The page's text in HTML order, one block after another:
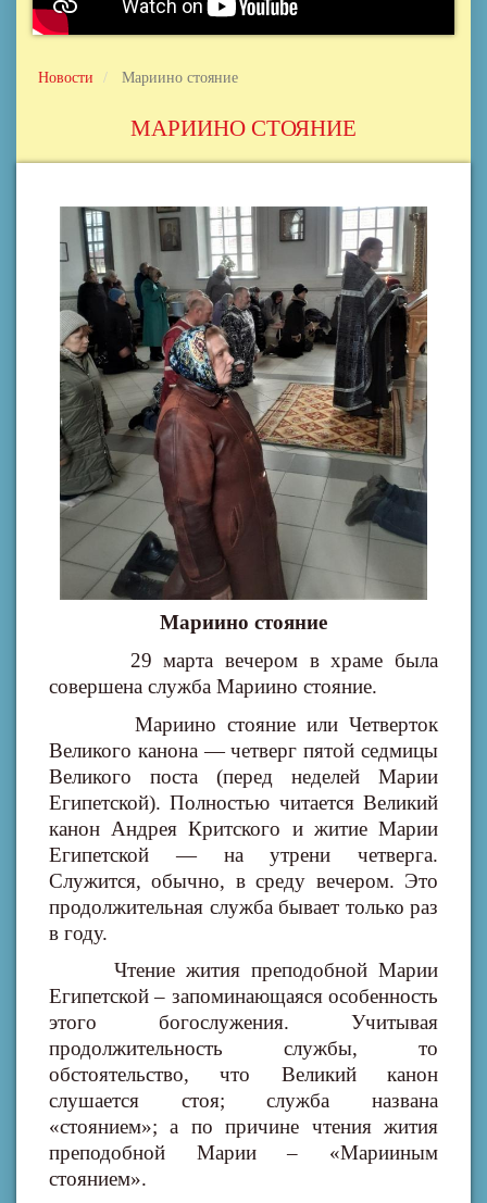
Новости Мариино стояние
МАРИИНО СТОЯНИЕ
Мариино стояние
29 марта вечером в храме была
совершена служба Мариино стояние.
Мариино стояние или Четверток
Великого канона — четверг пятой седмицы
Великого поста (перед неделей Марии
Египетской). Полностью читается Великий
канон Андрея Критского и житие Марии
Египетской — на утрени четверга.
Служится, обычно, в среду вечером. Это
продолжительная служба бывает только раз
в году.
Чтение жития преподобной Марии
Египетской – запоминающаяся особенность
этого богослужения. Учитывая
продолжительность службы, то
обстоятельство, что Великий канон
слушается стоя; служба названа
«стоянием»; а по причине чтения жития
преподобной Марии – «Марииным
стоянием».